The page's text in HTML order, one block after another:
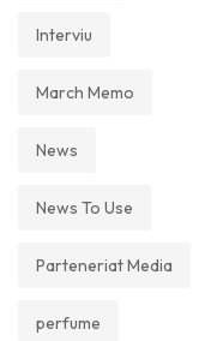
Interviu
March Memo
News
News To Use
Parteneriat Media
perfume